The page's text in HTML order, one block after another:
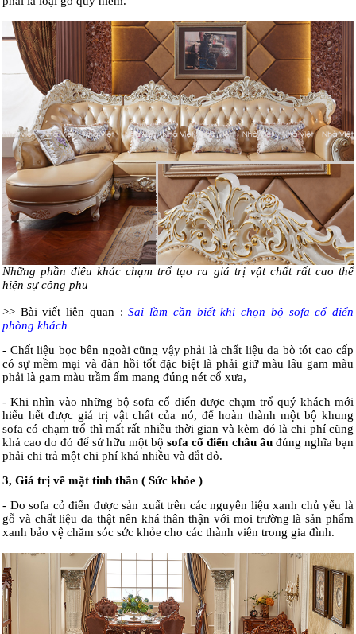
Những phần điêu khác chạm trổ tạo ra giá trị vật chất rất cao thể
hiện sự công phu
>> Bài viết liên quan : Sai lầm cần biết khi chọn bộ sofa cổ điển
phòng khách
- Chất liệu bọc bên ngoài cũng vậy phải là chất liệu da bò tót cao cấp
có sự mềm mại và đàn hồi tốt đặc biệt là phải giữ màu lâu gam màu
phải là gam màu trầm ấm mang đúng nét cổ xưa,
- Khi nhìn vào những bộ sofa cổ điển được chạm trổ quý khách mới
hiểu hết được giá trị vật chất của nó, để hoàn thành một bộ khung
sofa có chạm trổ thì mất rất nhiều thời gian và kèm đó là chi phí cũng
khá cao do đó để sử hữu một bộ sofa cổ điển châu âuđúng nghĩa bạn
phải chi trả một chi phí khá nhiều và đắt đỏ.
3, Giá trị về mặt tinh thần ( Sức khỏe )
- Do sofa cỏ điển được sản xuất trên các nguyên liệu xanh chủ yếu là
gỗ và chất liệu da thật nên khá thân thận với moi trường là sản phẩm
xanh bảo vệ chăm sóc sức khỏe cho các thành viên trong gia đình.